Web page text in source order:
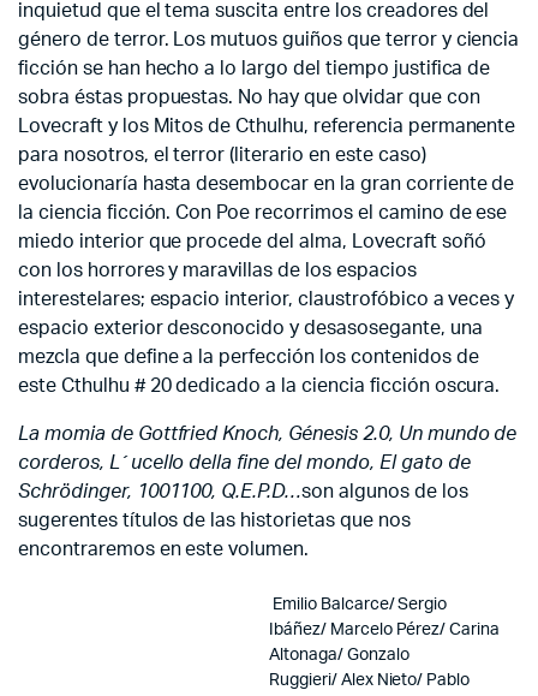
inquietud que el tema suscita entre los creadores del
género de terror. Los mutuos guiños que terror y ciencia
ficción se han hecho a lo largo del tiempo justifica de
sobra éstas propuestas. No hay que olvidar que con
Lovecraft y los Mitos de Cthulhu, referencia permanente
para nosotros, el terror (literario en este caso)
evolucionaría hasta desembocar en la gran corriente de
la ciencia ficción. Con Poe recorrimos el camino de ese
miedo interior que procede del alma, Lovecraft soñó
con los horrores y maravillas de los espacios
interestelares; espacio interior, claustrofóbico a veces y
espacio exterior desconocido y desasosegante, una
mezcla que define a la perfección los contenidos de
este Cthulhu # 20 dedicado a la ciencia ficción oscura.
La momia de Gottfried Knoch, Génesis 2.0, Un mundo de
corderos, L´ucello della fine del mondo, El gato de
Schrödinger, 1001100, Q.E.P.D…son algunos de los
sugerentes títulos de las historietas que nos
encontraremos en este volumen.
Emilio Balcarce/ Sergio
Ibáñez/ Marcelo Pérez/ Carina
Altonaga/ Gonzalo
Ruggieri/ Alex Nieto/ Pablo